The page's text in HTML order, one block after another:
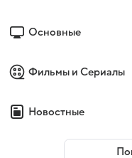
Основные
Фильмы и Сериалы
Новостные